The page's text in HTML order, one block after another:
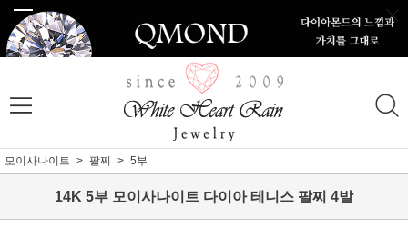
모이사나이트 팔찌 5부
14K 5부 모이사나이트 다이아 테니스 팔찌 4발